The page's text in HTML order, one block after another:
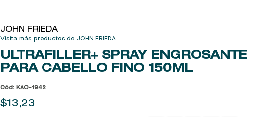
JOHN FRIEDA
JOHN FRIEDA
ULTRAFILLER+ SPRAY ENGROSANTE
PARA CABELLO FINO 150ML
Cód : KAO-1942
$13,23